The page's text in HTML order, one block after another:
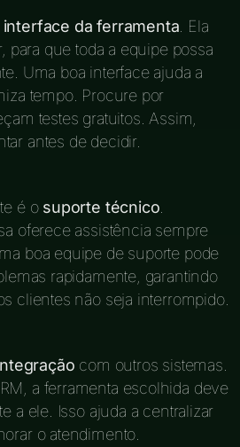
interface da ferramenta . Ela
para que toda a equipe possa
Uma boa interface ajuda a
tempo. Procure por
testes gratuitos. Assim,
antes de decidir.
é o suporte técnico
oferece assistência sempre
boa equipe de suporte pode
rapidamente, garantindo
clientes não seja interrompido.
com outros sistemas.
a ferramenta escolhida deve
a ele. Isso ajuda a centralizar
o atendimento.